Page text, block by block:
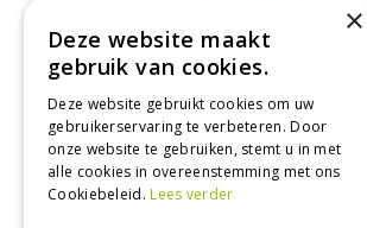
09:00 - 18:00
Dinsdag
Woensdag
Donderdag
09:00 - 18:00
Vrijdag
09:00 - 18:00
Zaterdag
09:00 - 17:00
Toon alle openingstijden
×
Deze website maakt
gebruik van cookies.
Deze website gebruikt cookies om uw
gebruikerservaring te verbeteren. Door
onze website te gebruiken, stemt u in met
alle cookies in overeenstemming met ons
Cookiebeleid.Lees verder